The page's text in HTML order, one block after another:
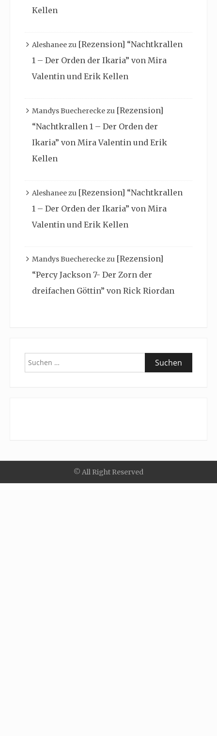
Kellen
Aleshaneezu [Rezension] “Nachtkrallen
1 – Der Orden der Ikaria” von Mira
Valentin und Erik Kellen
Mandys Buechereckezu [Rezension]
“Nachtkrallen 1 – Der Orden der
Ikaria” von Mira Valentin und Erik
Kellen
Aleshaneezu [Rezension] “Nachtkrallen
1 – Der Orden der Ikaria” von Mira
Valentin und Erik Kellen
Mandys Buechereckezu [Rezension]
“Percy Jackson 7- Der Zorn der
dreifachen Göttin” von Rick Riordan
Suchen
nach:
© All Right Reserved